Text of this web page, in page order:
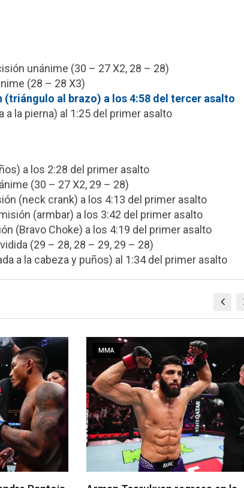
unánime (30 – 27 X2, 28 – 28)
(28 – 28 X3)
al brazo) a los 4:58 del tercer asalto
a la pierna) al 1:25 del primer asalto
a los 2:28 del primer asalto
(30 – 27 X2, 29 – 28)
(neck crank) a los 4:13 del primer asalto
(armbar) a los 3:42 del primer asalto
(Bravo Choke) a los 4:19 del primer asalto
(29 – 28, 28 – 29, 29 – 28)
a la cabeza y puños) al 1:34 del primer asalto
MMA